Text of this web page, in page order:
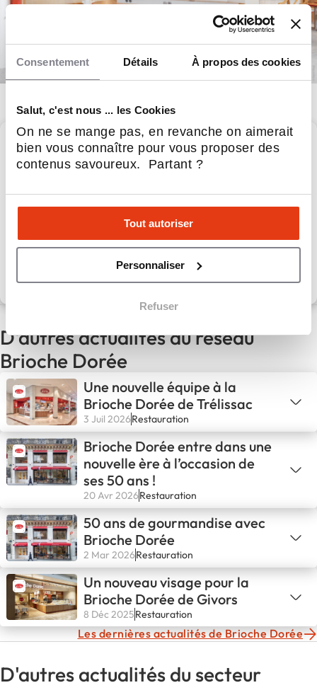
Consentement Détails À propos des cookies
Salut, c'est nous ... les Cookies
On ne se mange pas, en revanche on aimerait
bien vous connaître pour vous proposer des
contenus savoureux. Partant ?
Tout autoriser
Personnaliser
Refuser
Brioche Dorée
Apport personnel :100 000 €
Découvrir le réseau
D'autres actualités du réseau
Brioche Dorée
Une nouvelle équipe à la
Brioche Dorée de Trélissac
3 Juil 2026Restauration
Brioche Dorée entre dans une
nouvelle ère à l’occasion de
ses 50 ans !
20 Avr 2026Restauration
50 ans de gourmandise avec
Brioche Dorée
2 Mar 2026Restauration
Un nouveau visage pour la
Brioche Dorée de Givors
8 Déc 2025Restauration
Les dernières actualités de Brioche Dorée
D'autres actualités du secteur